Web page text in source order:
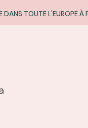
DANS TOUTE